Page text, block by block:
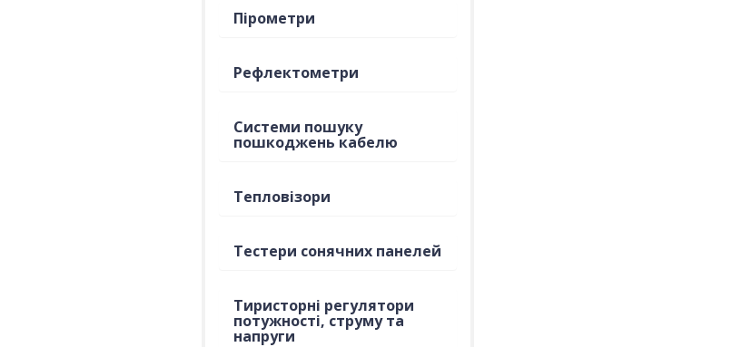
Пірометри
Рефлектометри
Системи пошуку
пошкоджень кабелю
Тепловізори
Тестери сонячних панелей
Тиристорні регулятори
потужності, струму та
напруги